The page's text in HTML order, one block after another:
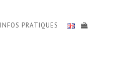
INFOS PRATIQUES